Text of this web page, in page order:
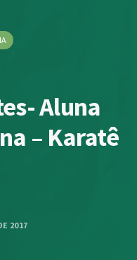
Aluna
– Karatê
2017